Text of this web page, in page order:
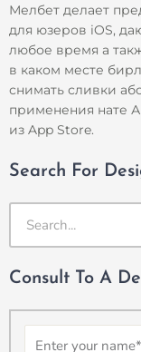
Мелбет делает
для юзеров iOS,
любое время а
в каком месте
снимать сливки
применения нате
из App Store.
Search For
Consult To A
Name